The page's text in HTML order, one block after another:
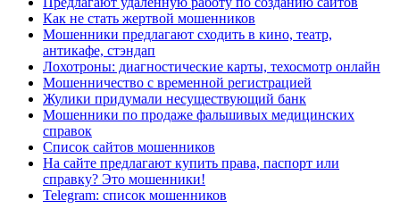
Как не стать жертвой мошенников
Мошенники предлагают сходить в кино, театр,
антикафе, стэндап
Лохотроны: диагностические карты, техосмотр онлайн
Мошенничество с временной регистрацией
Жулики придумали несуществующий банк
Мошенники по продаже фальшивых медицинских
справок
Список сайтов мошенников
На сайте предлагают купить права, паспорт или
справку? Это мошенники!
Telegram: список мошенников